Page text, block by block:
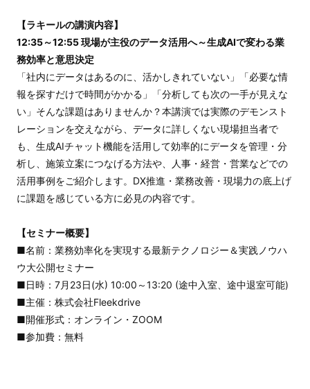
【ラキールの講演内容】
12:35～12:55 現場が主役のデータ活用へ～生成AIで変わる業
務効率と意思決定
「社内にデータはあるのに、活かしきれていない」「必要な情
報を探すだけで時間がかかる」「分析しても次の一手が見えな
い」そんな課題はありませんか？本講演では実際のデモンスト
レーションを交えながら、データに詳しくない現場担当者で
も、生成AIチャット機能を活用して効率的にデータを管理・分
析し、施策立案につなげる方法や、人事・経営・営業などでの
活用事例をご紹介します。DX推進・業務改善・現場力の底上げ
に課題を感じている方に必見の内容です。
【セミナー概要】
■名前：業務効率化を実現する最新テクノロジー＆実践ノウハ
ウ大公開セミナー
■日時：7月23日(水) 10:00～13:20 (途中入室、途中退室可能)
■主催：株式会社Fleekdrive
■開催形式：オンライン・ZOOM
■参加費：無料